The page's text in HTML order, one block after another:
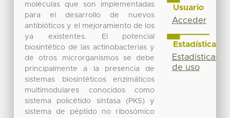
moléculas que son implementadas
para el desarrollo de nuevos
antibióticos y el mejoramiento de los
ya existentes. El potencial
biosintético de las actinobacterias y
de otros microrganismos se debe
principalmente a la presencia de
sistemas biosintéticos enzimáticos
multimodulares conocidos como
sistema policétido sintasa (PKS) y
sistema de péptido no ribosómico
Usuario
Acceder
Estadísticas
Estadísticas
de uso